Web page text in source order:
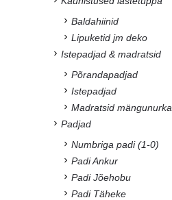
Baldahiinid
Lipuketid jm deko
Istepadjad & madratsid
Põrandapadjad
Istepadjad
Madratsid mängunurka
Padjad
Numbriga padi (1-0)
Padi Ankur
Padi Jõehobu
Padi Täheke